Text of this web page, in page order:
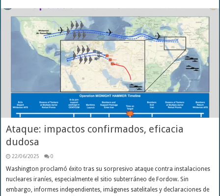
Ataque: impactos confirmados, eficacia
dudosa
22/06/2025 0
Washington proclamó éxito tras su sorpresivo ataque contra instalaciones
nucleares iraníes, especialmente el sitio subterráneo de Fordow. Sin
embargo, informes independientes, imágenes satelitales y declaraciones de